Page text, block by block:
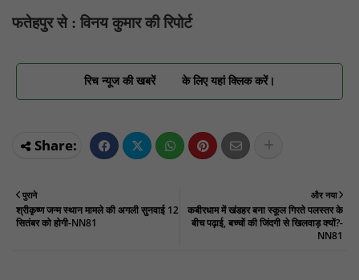
फतेहपुर से : विनय कुमार की रिपोर्ट
रिच न्यूज की खबरें के लिए यहां क्लिक करें।
और नया
कबीरधाम में खंडहर बना स्कूल गिरते पलस्तर के
बीच पढ़ाई, बच्चों की जिंदगी से खिलवाड़ क्यों?-
NN81
पुराने
श्रीकृष्ण जन्म स्थान मामले की अगली सुनवाई 12
सितंबर को होगी-NN81